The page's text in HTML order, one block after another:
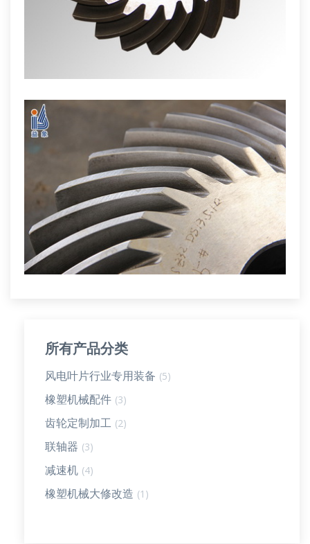
所有产品分类
风电叶片行业专用装备 (5)
橡塑机械配件 (3)
齿轮定制加工 (2)
联轴器 (3)
减速机 (4)
橡塑机械大修改造 (1)